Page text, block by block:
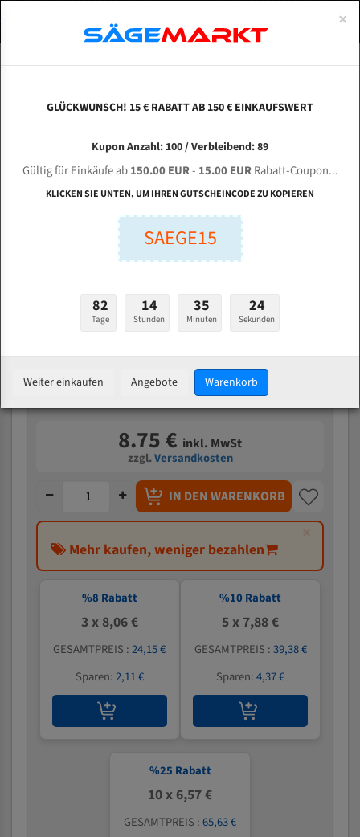
2240x6x0,50x5mm Metabo BAS317
Spezialstahl Bandsägeblatt
443 Stück auf Lager
8.75 € inkl. MwSt
zzgl.Versandkosten
IN DEN WARENKORB
×
Mehr kaufen, weniger bezahlen
%8 Rabatt
3 x 8,06 €
GESAMTPREIS :24,15 €
Sparen:2,11 €
%10 Rabatt
5 x 7,88 €
GESAMTPREIS :39,38 €
Sparen:4,37 €
%25 Rabatt
10 x 6,57 €
GESAMTPREIS :65,63 €
ABOUTS
ENGLISH
Bi-Metall Meterware
Fleischerei Bandsägeblätter
Bandmesser Glatt Meterware
Konvex Meterware
×
GLÜCKWUNSCH! 15 € RABATT AB 150 € EINKAUFSWERT
Kupon Anzahl: 100 / Verbleibend: 89
Gültig für Einkäufe ab150.00 EUR- 15.00 EURRabatt-Coupon...
KLICKEN SIE UNTEN, UM IHREN GUTSCHEINCODE ZU KOPIEREN
SAEGE15
82
Tage
14
Stunden
35
Minuten
23
Sekunden
Weiter einkaufen Angebote Warenkorb